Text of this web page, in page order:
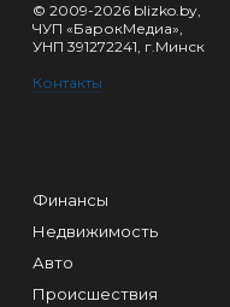
© 2009-2026 blizko.by,
ЧУП «БарокМедиа»,
УНП 391272241, г.Минск
Контакты
Финансы
Недвижимость
Авто
Происшествия